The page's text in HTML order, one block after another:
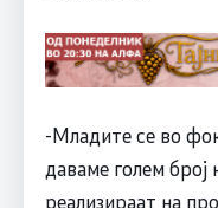
-Младите се во
даваме голем
реализираат на